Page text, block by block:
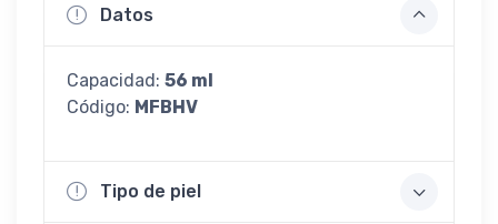
Datos
Capacidad: 56 ml
Código: MFBHV
Tipo de piel